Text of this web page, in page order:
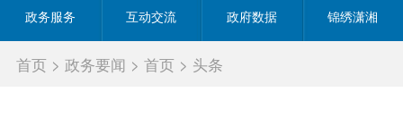
政务服务 互动交流 政府数据 锦绣潇湘
首页 >政务要闻 >首页 > 头条